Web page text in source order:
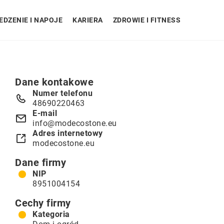
I NAPOJE KARIERA ZDROWIE I FITNESS
Dane kontakowe
Numer telefonu
48690220463
E-mail
info@modecostone.eu
Adres internetowy
modecostone.eu
Dane firmy
NIP
8951004154
Cechy firmy
Kategoria